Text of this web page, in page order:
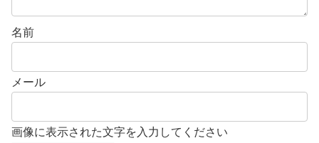
名前
メール
画像に表示された文字を入力してください